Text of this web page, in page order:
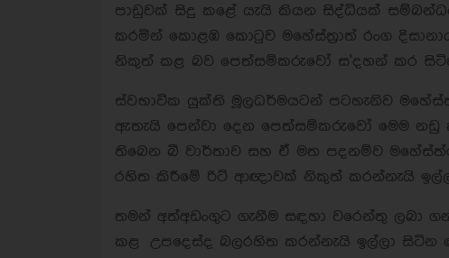
පාඩුවක් සිදු කළේ යැයි කියන සිද්ධියක්
කරමින් කොළඹ කොටුව මහේස්ත්‍රාත් රංග
නිකුත් කළ බව පෙත්සම්කරුවෝ ස`දහන් කර
ස්වභාවික යුක්ති මූලධර්මයටන් පටහැනිව
ඇතැයි පෙන්වා දෙන පෙත්සම්කරුවෝ මෙම
තිබෙන බී වාර්තාව සහ ඒ මත පදනම්ව
රහිත කිරීමේ රිට් ආඥාවක් නිකුත් කරන්නැයි
තමන් අත්අඩංගුට ගැනීම සඳහා වරෙන්තු ලබා
කළ උපදෙස්ද බලරහිත කරන්නැයි ඉල්ලා